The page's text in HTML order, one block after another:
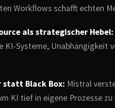
Workflows schafft echten
als strategischer Hebel:
KI-Systeme, Unabhängigkeit
statt Black Box: Mistral
KI tief in eigene Prozesse